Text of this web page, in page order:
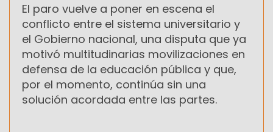
El paro vuelve a poner en escena el
conflicto entre el sistema universitario y
el Gobierno nacional, una disputa que ya
motivó multitudinarias movilizaciones en
defensa de la educación pública y que,
por el momento, continúa sin una
solución acordada entre las partes.